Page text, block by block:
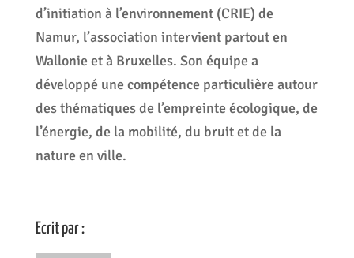
d’initiation à l’environnement (CRIE) de
Namur, l’association intervient partout en
Wallonie et à Bruxelles. Son équipe a
développé une compétence particulière autour
des thématiques de l’empreinte écologique, de
l’énergie, de la mobilité, du bruit et de la
nature en ville.
Ecrit par :